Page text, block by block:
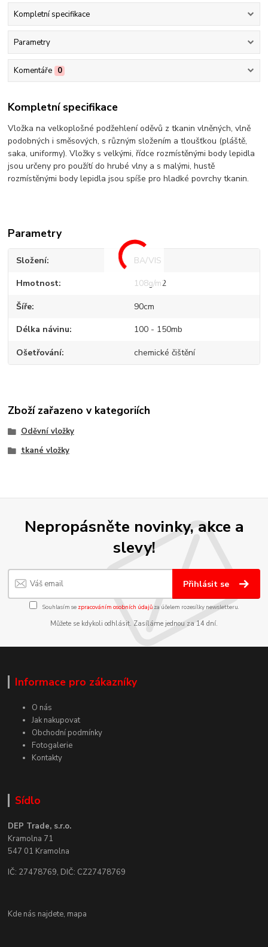
Kompletní specifikace
Parametry
Komentáře 0
Kompletní specifikace
Vložka na velkoplošné podžehlení oděvů z tkanin vlněných, vlně
podobných i směsových, s různým složením a tloušťkou (pláště,
saka, uniformy). Vložky s velkými, řídce rozmístěnými body lepidla
jsou určeny pro použítí do hrubé vlny a s malými, hustě
rozmístěnými body lepidla jsou spíše pro hladké povrchy tkanin.
Parametry
Složení BA/VIS
Hmotnost 108g/m2
Šíře 90cm
Délka návinu 100 - 150mb
Ošetřování chemické čištění
Zboží zařazeno v kategoriích
Oděvní vložky
tkané vložky
Nepropásněte novinky, akce a
slevy!
Přihlásit se
Souhlasím se zpracováním osobních údajůza účelem rozesílky newsletteru.
Můžete se kdykoli odhlásit. Zasíláme jednou za 14 dní.
Informace pro zákazníky
O nás
Jak nakupovat
Obchodní podmínky
Fotogalerie
Kontakty
Sídlo
DEP Trade, s.r.o.
Kramolna 71
547 01 Kramolna
IČ: 27478769, DIČ: CZ27478769
Kde nás najdete, mapa